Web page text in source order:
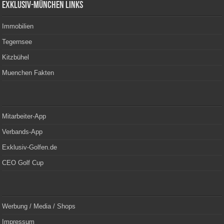
Exklusiv-München Links
Immobilien
Tegernsee
Kitzbühel
Muenchen Fakten
Mitarbeiter-App
Verbands-App
Exklusiv-Golfen.de
CEO Golf Cup
Werbung / Media / Shops
Impressum